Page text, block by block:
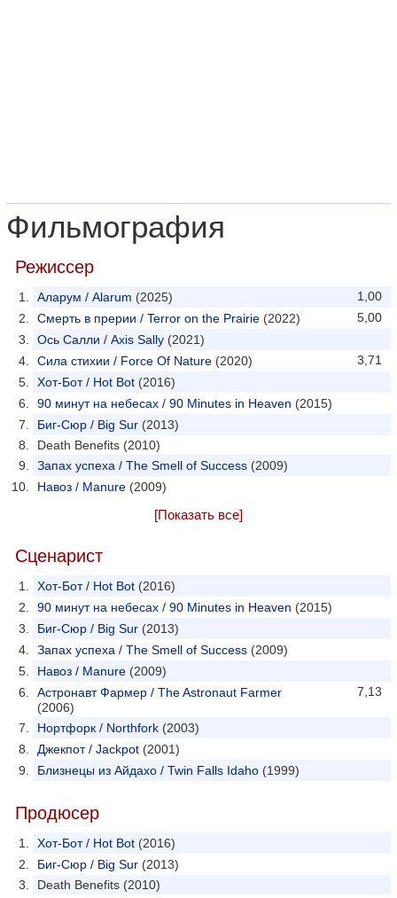
Фильмография
Режиссер
1,00
Аларум / Alarum (2025)
5,00
Смерть в прерии / Terror on the Prairie (2022)
Ось Салли / Axis Sally (2021)
3,71
Сила стихии / Force Of Nature (2020)
Хот-Бот / Hot Bot (2016)
90 минут на небесах / 90 Minutes in Heaven (2015)
Биг-Сюр / Big Sur (2013)
Death Benefits (2010)
Запах успеха / The Smell of Success (2009)
Навоз / Manure (2009)
[Показать все]
Сценарист
Хот-Бот / Hot Bot (2016)
90 минут на небесах / 90 Minutes in Heaven (2015)
Биг-Сюр / Big Sur (2013)
Запах успеха / The Smell of Success (2009)
Навоз / Manure (2009)
7,13
Астронавт Фармер / The Astronaut Farmer
(2006)
Нортфорк / Northfork (2003)
Джекпот / Jackpot (2001)
Близнецы из Айдахо / Twin Falls Idaho (1999)
Продюсер
Хот-Бот / Hot Bot (2016)
Биг-Сюр / Big Sur (2013)
Death Benefits (2010)